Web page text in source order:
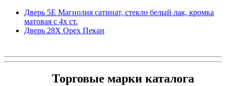
Дверь 5Е Магнолия сатинат, стекло белый лак, кромка
матовая с 4х ст.
Дверь 28Х Орех Пекан
Торговые марки каталога